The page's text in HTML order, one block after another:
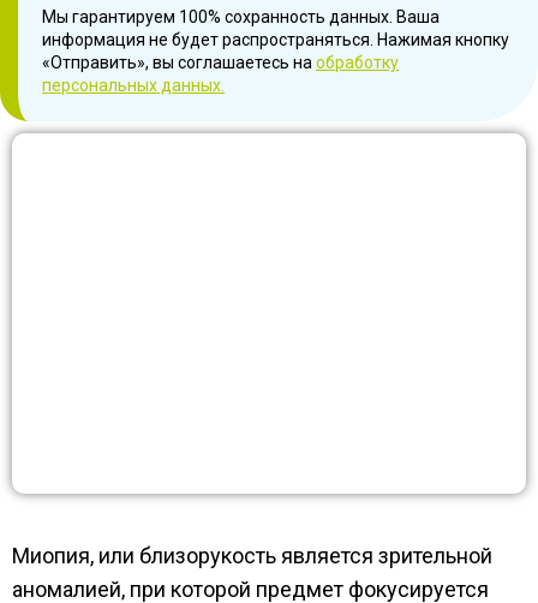
Мы гарантируем 100% сохранность данных. Ваша
информация не будет распространяться. Нажимая кнопку
«Отправить», вы соглашаетесь на обработку
персональных данных.
Миопия, или близорукость является зрительной
аномалией, при которой предмет фокусируется